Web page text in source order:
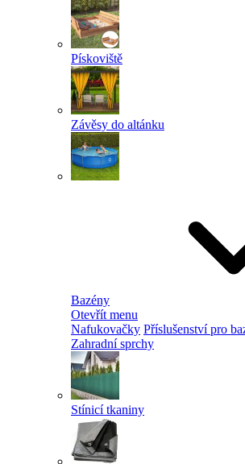
Pískoviště
Závěsy do altánku
Bazény
Otevřít menu
Nafukovačky Příslušenství pro
Zahradní sprchy
Stínicí tkaniny